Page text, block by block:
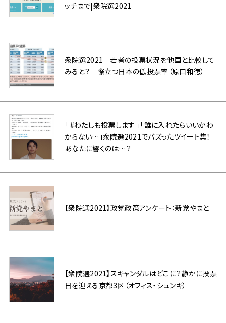
ッチまで|衆院選2021
衆院選2021 若者の投票状況を他国と比較して
みると？ 際立つ日本の低投票率（原口和徳）
「 #わたしも投票します 」「誰に入れたらいいかわ
からない…」衆院選2021でバズったツイート集！
あなたに響くのは…？
【衆院選2021】政党政策アンケート：新党やまと
【衆院選2021】スキャンダルはどこに？静かに投票
日を迎える京都3区（オフィス・シュンキ）